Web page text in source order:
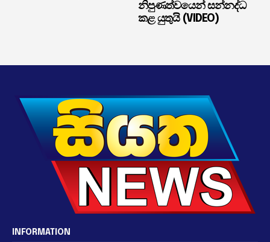
නිපුණත්වයෙන් සන්නද්ධ
කළ යුතුයි (VIDEO)
INFORMATION